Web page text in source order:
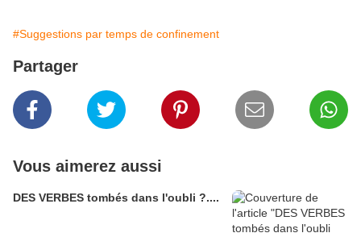
#Suggestions par temps de confinement
Partager
Vous aimerez aussi
DES VERBES tombés dans l'oubli ?....